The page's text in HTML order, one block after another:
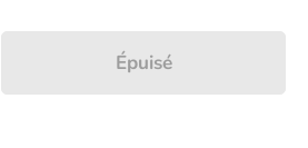
Épuisé